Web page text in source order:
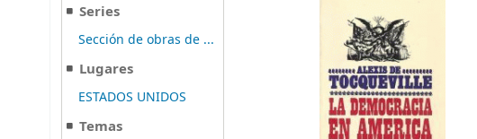
Series
Sección de obras de ...
Lugares
ESTADOS UNIDOS
Temas